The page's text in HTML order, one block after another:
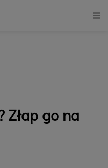
Złap go na